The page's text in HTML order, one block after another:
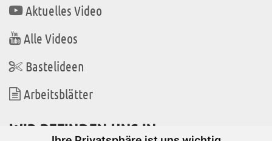
Aktuelles Video
Alle Videos
Bastelideen
Arbeitsblätter
WIR BEFINDEN UNS IN